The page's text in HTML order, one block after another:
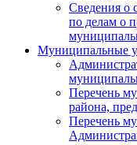
Сведения о
по делам о
Муниципальные
Перечень
района,
Перечень